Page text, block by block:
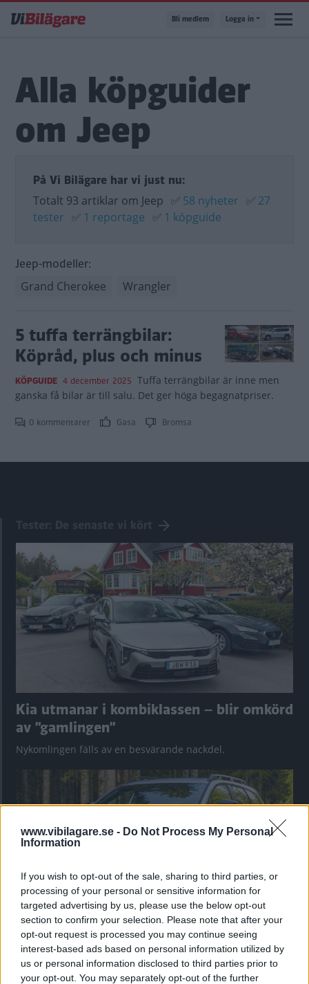
www.vibilagare.se - Do Not Process My Personal
Information
If you wish to opt-out of the sale, sharing to third parties, or
processing of your personal or sensitive information for
targeted advertising by us, please use the below opt-out
section to confirm your selection. Please note that after your
opt-out request is processed you may continue seeing
interest-based ads based on personal information utilized by
us or personal information disclosed to third parties prior to
your opt-out. You may separately opt-out of the further
till
Bli medlem Logga in
Alla köpguider
om Jeep
På Vi Bilägare har vi just nu:
Totalt 93 artiklar om Jeep ✅ 58 nyheter ✅ 27
tester ✅ 1 reportage ✅ 1 köpguide
Jeep-modeller:
Grand Cherokee Wrangler
5 tuffa terrängbilar:
Köpråd, plus och minus
KÖPGUIDE 4 december 2025 Tuffa terrängbilar är inne men
ganska få bilar är till salu. Det ger höga begagnatpriser.
0 kommentarer Gasa Bromsa
Kia utmanar i kombiklassen – blir omkörd
av ”gamlingen”
Nykomlingen fälls av en besvärande nackdel.
”God chans att bli ny favorit”
Utbudet av terrängdugliga kombibilar har krympt men fylls
nu på av eldrivna Toyota bZ4X Touring. Vi provkör.